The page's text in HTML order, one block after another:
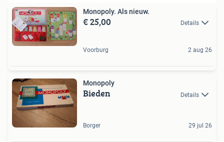
Monopoly. Als nieuw.
€ 25,00 Details
Voorburg 2 aug 26
Monopoly
Bieden Details
Borger 29 jul 26